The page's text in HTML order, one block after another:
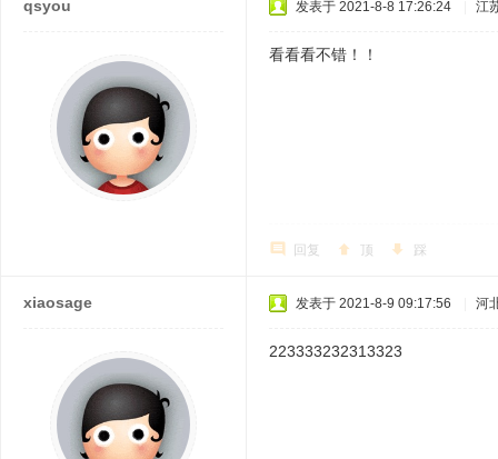
qsyou 发表于 2021-8-8 17:26:24 江
看看看不错！！
回复 顶 踩
xiaosage 发表于 2021-8-9 09:17:56 河
223333232313323